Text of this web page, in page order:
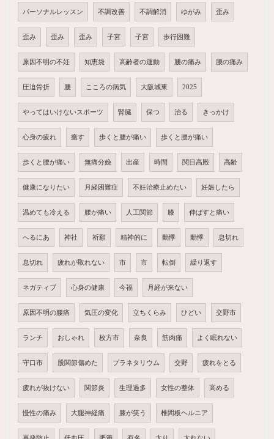
パーソナルレッスン 不調改善 不調解消 ゆがみ 歪み
歪み 歪み 歪み 子宮 子宮 歩行困難
原因不明の不妊 知恵袋 高齢者の運動 腰の痛み 腰の痛み
圧迫骨折 腰 こころの病気 大阪城東 2025
やってはいけないスポーツ 腎臓 保つ 治る きっかけ
心身の疲れ 癒す 歩くと腰が痛い 歩くと腰が痛い
歩くと腰が痛い 無痛分娩 出産 時間 関目高殿 高齢
健康になりたい 月経困難症 不妊治療止めたい 妊娠したら
温めても冷える 腰が痛い 人工関節 膝 伸ばすと痛い
へるにあ 神社 祈願 精神的に 動悸 動悸 息切れ
息切れ 疲れが取れない 市 市 転倒 繰り返す
ネガティブ 心身の健康 今福 月経が来ない
原因不明の腰痛 気圧の変化 立ちくらみ ひどい 交野市
ランチ おしゃれ 枚方市 奈良 筋肉痛 よく眠れない
守口市 股関節傷めた プラネタリウム 交野 疲れをとる
疲れが抜けない 関節炎 生理過多 女性の整体 高める
慢性の痛み 大腿神経痛 膝が笑う 椎間板ヘルニア